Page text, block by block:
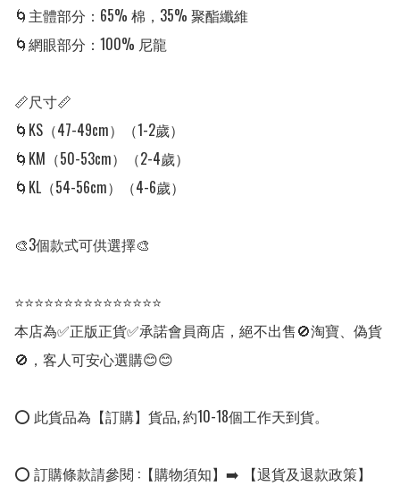
🌀主體部分：65% 棉，35% 聚酯纖維
🌀網眼部分：100% 尼龍
📏尺寸📏
🌀KS（47-49cm）（1-2歲）
🌀KM（50-53cm）（2-4歲）
🌀KL（54-56cm）（4-6歲）
🎨3個款式可供選擇🎨
⭐⭐⭐⭐⭐⭐⭐⭐⭐⭐⭐⭐⭐⭐⭐
本店為✅正版正貨✅承諾會員商店，絕不出售🚫淘寶、偽貨
🚫，客人可安心選購😊😊
⭕ 此貨品為【訂購】貨品, 約10-18個工作天到貨。
⭕ 訂購條款請參閱 :【購物須知】➡️ 【退貨及退款政策】